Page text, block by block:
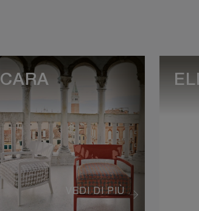
VEDI DI PIÙ
CARA